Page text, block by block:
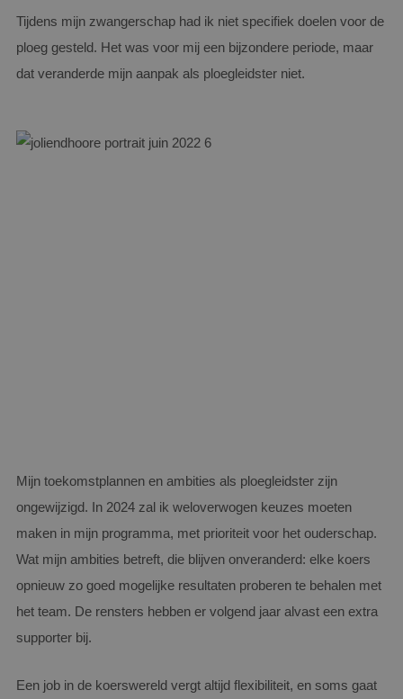
Tijdens mijn zwangerschap had ik niet specifiek doelen voor de
ploeg gesteld. Het was voor mij een bijzondere periode, maar
dat veranderde mijn aanpak als ploegleidster niet.
Mijn toekomstplannen en ambities als ploegleidster zijn
ongewijzigd. In 2024 zal ik weloverwogen keuzes moeten
maken in mijn programma, met prioriteit voor het ouderschap.
Wat mijn ambities betreft, die blijven onveranderd: elke koers
opnieuw zo goed mogelijke resultaten proberen te behalen met
het team. De rensters hebben er volgend jaar alvast een extra
supporter bij.
Een job in de koerswereld vergt altijd flexibiliteit, en soms gaat